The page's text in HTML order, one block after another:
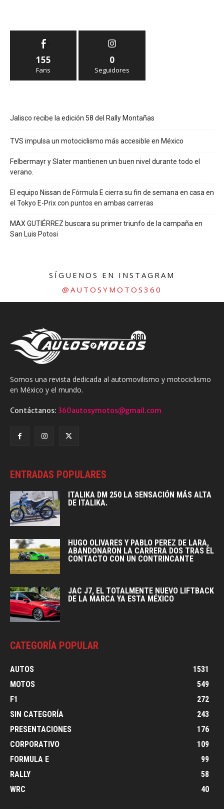
155
Fans
0
Seguidores
Jalisco recibe la edición 58 del Rally Montañas
TVS impulsa un motociclismo más accesible en México
Felbermayr y Slater mantienen un buen nivel durante todo el
verano.
El equipo Nissan de Fórmula E cierra su fin de semana en casa en
el Tokyo E-Prix con puntos en ambas carreras
MAX GUTIÉRREZ buscara su primer triunfo de la campaña en
San Luis Potosi
SÍGUENOS EN INSTAGRAM
@AUTOSYMOTOS360
Somos una revista dedicada al automovilismo y motociclismo
en México y el mundo.
Contáctanos: 360autosymotos@gmail.com
ENTRADAS POPULARES
ITALIKA DM 250 LA SENSACIÓN MÁS ALTA
DE ITALIKA.
HUGO OLIVARES Y PABLO PEREZ DE LARA,
ABANDONARON LA CARRERA DOS TRAS EL
CONTACTO CON UN CONTRINCANTE
JAC J7, EL TOTALMENTE NUEVO LIFTBACK
DE LA MARCA YA ESTA MÉXICO
CATEGORÍA POPULAR
AUTOS
1531
MOTOS
549
F1
272
SIN CATEGORÍA
243
PRESENTACIONES
176
CORPORATIVO
109
FORMULA E
99
RALLY
58
WRC
40